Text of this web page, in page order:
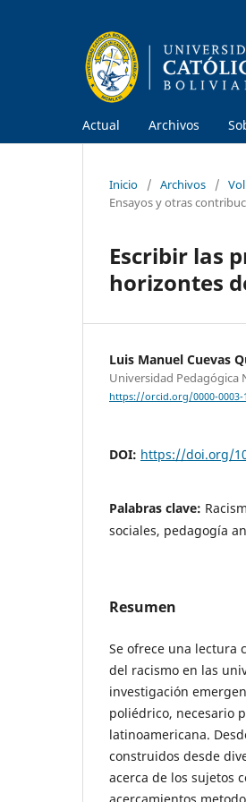
Actual Archivos
Inicio / Archivos /
Ensayos y otras
Escribir las
horizontes
Luis Manuel Cuevas
Universidad Pedagógica
https://orcid.org/0000-0003-
DOI: https://doi.org/
Palabras clave:
sociales, pedagogía
Resumen
Se ofrece una lectura
del racismo en las
investigación
poliédrico, necesario
latinoamericana.
construidos desde
acerca de los sujetos